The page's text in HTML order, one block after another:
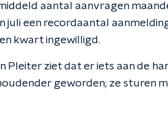
aantal aanvragen
juli een recordaantal
kwart ingewilligd.
Pleiter ziet dat er iets aan de
geworden; ze sturen